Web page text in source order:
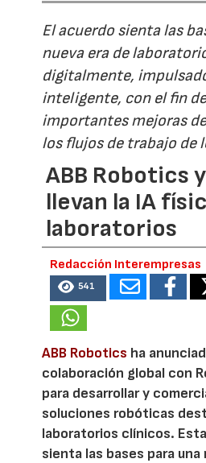
El acuerdo sienta las
nueva era de
digitalmente,
inteligente, con el fin
importantes mejoras
los flujos de trabajo de
ABB Robotics
llevan la IA
laboratorios
Redacción Interempresas
541
ABB Robotics ha
colaboración global con
para desarrollar y
soluciones robóticas
laboratorios clínicos.
sienta las bases para una